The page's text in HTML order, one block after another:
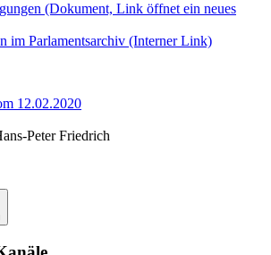
(Dokument, Link öffnet ein neues
im Parlamentsarchiv (Interner Link)
12.02.2020
Peter Friedrich